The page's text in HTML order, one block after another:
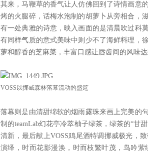
其来，马鞭草的香气让人仿佛回到了诗情画意
烤的火腿碎，话梅水泡制的胡萝卜从旁相合，
有一处典雅的诗意，映入画面的是清晨吹过科
有同样气质的意式美味中则少不了海鲜料理，
萝和醇香的芝麻菜，丰富口感让唇齿间的风味达
VOSS以挪威森林落幕流动的盛筵
落幕则是由清甜绵软的烟雨露珠来画上完美的
制的teamLab幻花亭冷萃柚子绿茶，绿茶的“甘
清新，最后献上VOSS鸡尾酒特调挪威极光，
演绎，时而花影漫涣，时而枝繁叶茂，鸟吟